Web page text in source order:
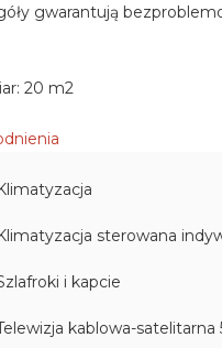
gwarantują
20 m2
sterowana
i kapcie
kablowa-